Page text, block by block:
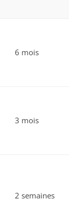
6 mois
3 mois
2 semaines